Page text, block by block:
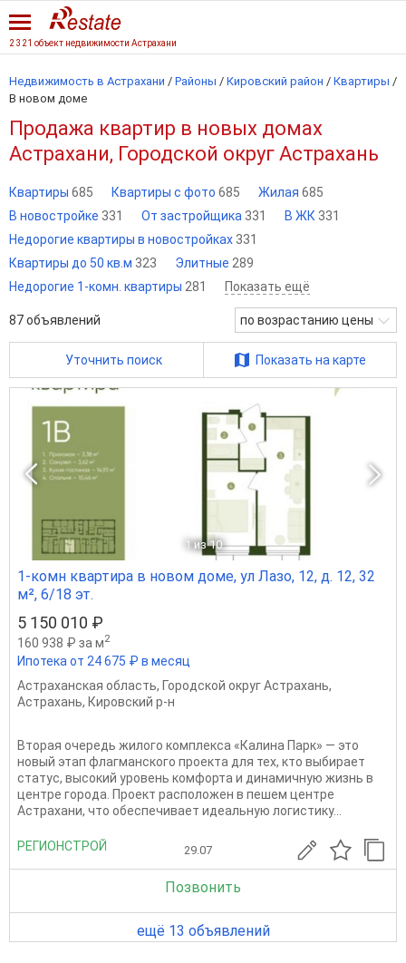
2 321 объект недвижимости Астрахани
Недвижимость в Астрахани / Районы / Кировский район / Квартиры /
В новом доме
Продажа квартир в новых домах
Астрахани, Городской округ Астрахань
Квартиры 685 Квартиры с фото 685 Жилая 685
В новостройке 331 От застройщика 331 В ЖК 331
Недорогие квартиры в новостройках 331
Квартиры до 50 кв.м 323 Элитные 289
Недорогие 1-комн. квартиры 281 Показать ещё
87объявлений по возрастанию цены
Уточнить поиск Показать на карте
1 из 10
1-комн квартира в новом доме, ул Лазо, 12, д. 12, 32
м², 6/18 эт.
5 150 010 ₽
160 938 ₽ за м2
Ипотека от 24 675 ₽ в месяц
Астраханская область, Городской округ Астрахань,
Астрахань, Кировский р-н
Вторая очередь жилого комплекса «Калина Парк» — это
новый этап флагманского проекта для тех, кто выбирает
статус, высокий уровень комфорта и динамичную жизнь в
центре города. Проект расположен в пешем центре
Астрахани, что обеспечивает идеальную логистику...
РЕГИОНСТРОЙ 29.07
Позвонить
ещё 13 объявлений